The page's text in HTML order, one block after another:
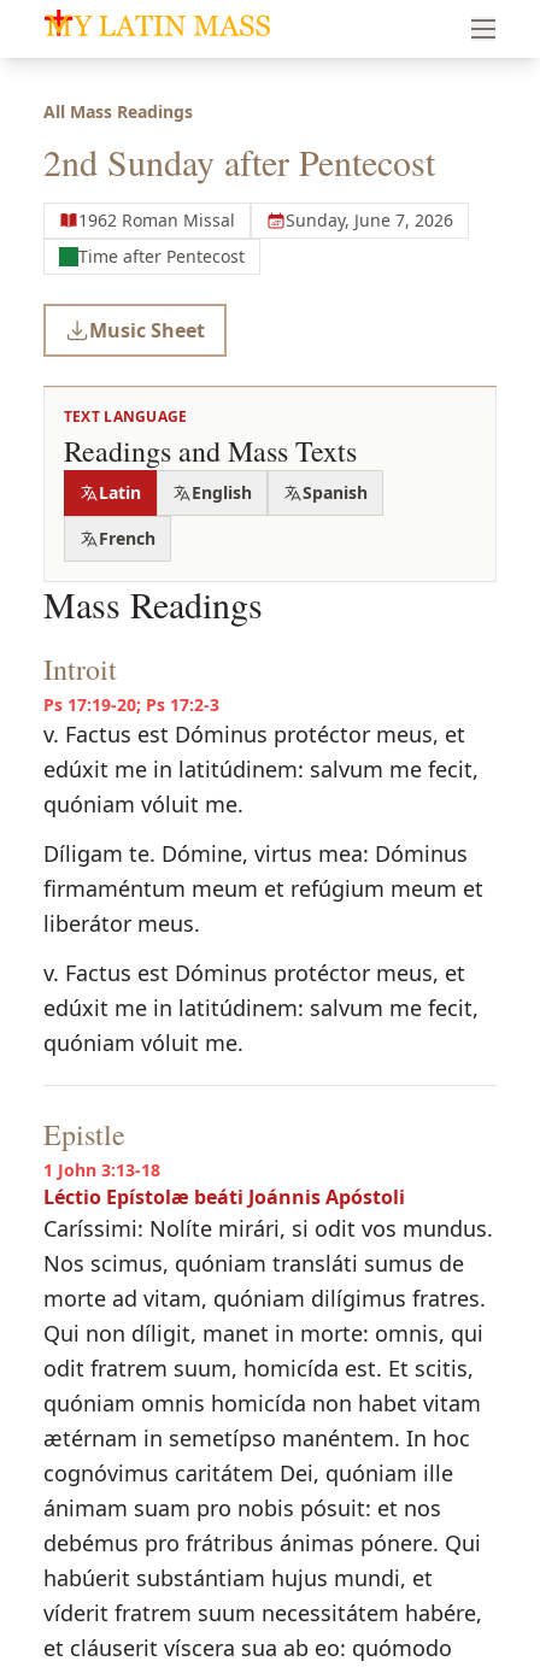
My Latin Mass - Traditional Latin Mass of South Florida
All Mass Readings
2nd Sunday after Pentecost
1962 Roman Missal
Sunday, June 7, 2026
Time after Pentecost
Music Sheet
TEXT LANGUAGE
Readings and Mass Texts
Latin English
Spanish
French
Mass Readings
Introit
Ps 17:19-20; Ps 17:2-3
v. Factus est Dóminus protéctor meus, et
edúxit me in latitúdinem: salvum me fecit,
quóniam vóluit me.
Díligam te. Dómine, virtus mea: Dóminus
firmaméntum meum et refúgium meum et
liberátor meus.
v. Factus est Dóminus protéctor meus, et
edúxit me in latitúdinem: salvum me fecit,
quóniam vóluit me.
Epistle
1 John 3:13-18
Léctio Epístolæ beáti Joánnis Apóstoli
Caríssimi: Nolíte mirári, si odit vos mundus.
Nos scimus, quóniam transláti sumus de
morte ad vitam, quóniam dilígimus fratres.
Qui non díligit, manet in morte: omnis, qui
odit fratrem suum, homicída est. Et scitis,
quóniam omnis homicída non habet vitam
ætérnam in semetípso manéntem. In hoc
cognóvimus caritátem Dei, quóniam ille
ánimam suam pro nobis pósuit: et nos
debémus pro frátribus ánimas pónere. Qui
habúerit substántiam hujus mundi, et
víderit fratrem suum necessitátem habére,
et cláuserit víscera sua ab eo: quómodo